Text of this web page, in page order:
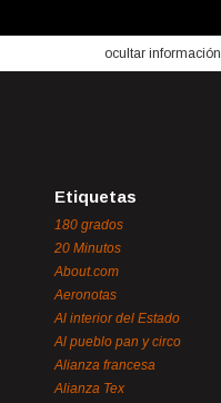
ocultar información
Etiquetas
180 grados
20 Minutos
About.com
Aeronotas
Al interior del Estado
Al pueblo pan y circo
Alianza francesa
Alianza Tex